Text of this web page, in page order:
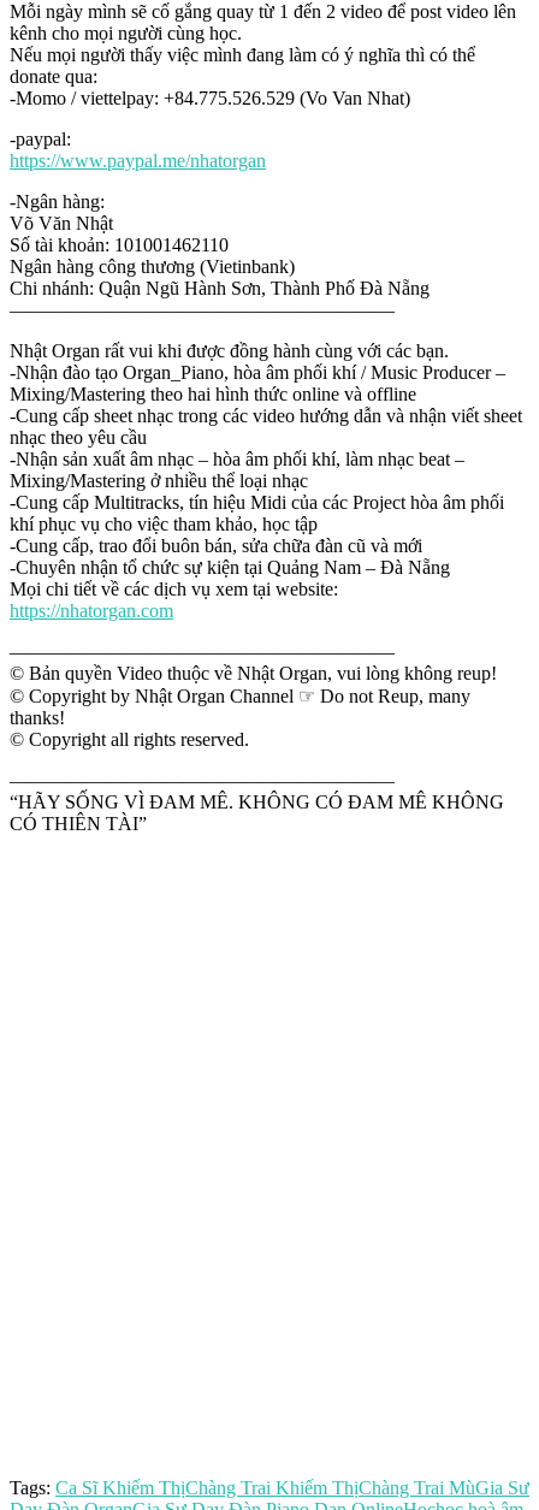
Mỗi ngày mình sẽ cố gắng quay từ 1 đến 2 video để post video lên
kênh cho mọi người cùng học.
Nếu mọi người thấy việc mình đang làm có ý nghĩa thì có thể
donate qua:
-Momo / viettelpay: +84.775.526.529 (Vo Van Nhat)
-paypal:
https://www.paypal.me/nhatorgan
-Ngân hàng:
Võ Văn Nhật
Số tài khoản: 101001462110
Ngân hàng công thương (Vietinbank)
Chi nhánh: Quận Ngũ Hành Sơn, Thành Phố Đà Nẵng
————————————————————
Nhật Organ rất vui khi được đồng hành cùng với các bạn.
-Nhận đào tạo Organ_Piano, hòa âm phối khí / Music Producer –
Mixing/Mastering theo hai hình thức online và offline
-Cung cấp sheet nhạc trong các video hướng dẫn và nhận viết sheet
nhạc theo yêu cầu
-Nhận sản xuất âm nhạc – hòa âm phối khí, làm nhạc beat –
Mixing/Mastering ở nhiều thể loại nhạc
-Cung cấp Multitracks, tín hiệu Midi của các Project hòa âm phối
khí phục vụ cho việc tham khảo, học tập
-Cung cấp, trao đổi buôn bán, sửa chữa đàn cũ và mới
-Chuyên nhận tổ chức sự kiện tại Quảng Nam – Đà Nẵng
Mọi chi tiết về các dịch vụ xem tại website:
https://nhatorgan.com
————————————————————
© Bản quyền Video thuộc về Nhật Organ, vui lòng không reup!
© Copyright by Nhật Organ Channel ☞ Do not Reup, many
thanks!
© Copyright all rights reserved.
————————————————————
“HÃY SỐNG VÌ ĐAM MÊ. KHÔNG CÓ ĐAM MÊ KHÔNG
CÓ THIÊN TÀI”
Tags: Ca Sĩ Khiếm ThịChàng Trai Khiếm ThịChàng Trai MùGia Sư